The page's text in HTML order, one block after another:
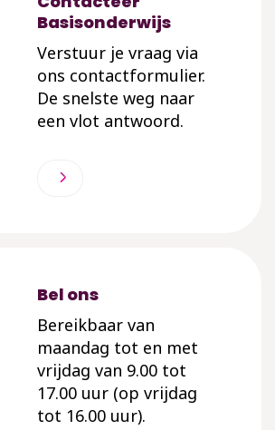
Basisonderwijs
Verstuur je vraag via
ons contactformulier.
De snelste weg naar
een vlot antwoord.
Bel ons
Bereikbaar van
maandag tot en met
vrijdag van 9.00 tot
17.00 uur (op vrijdag
tot 16.00 uur).